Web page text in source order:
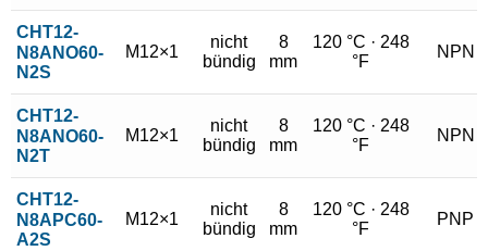
CHT12-
N8ANO60-
N2S
M12×1
nicht
bündig
8
mm
120 °C · 248
°F
NPN
CHT12-
N8ANO60-
N2T
M12×1
nicht
bündig
8
mm
120 °C · 248
°F
NPN
CHT12-
N8APC60-
A2S
M12×1
nicht
bündig
8
mm
120 °C · 248
°F
PNP